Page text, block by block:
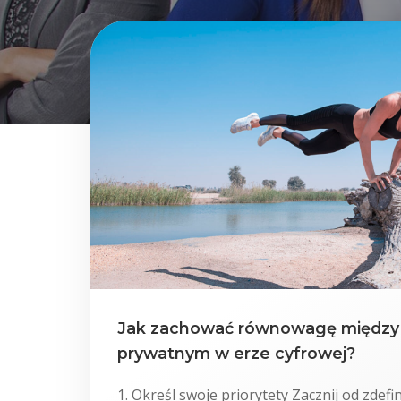
Jak zachować równowagę
prywatnym w erze cyfrowej?
1. Określ swoje priorytety Zacznij od